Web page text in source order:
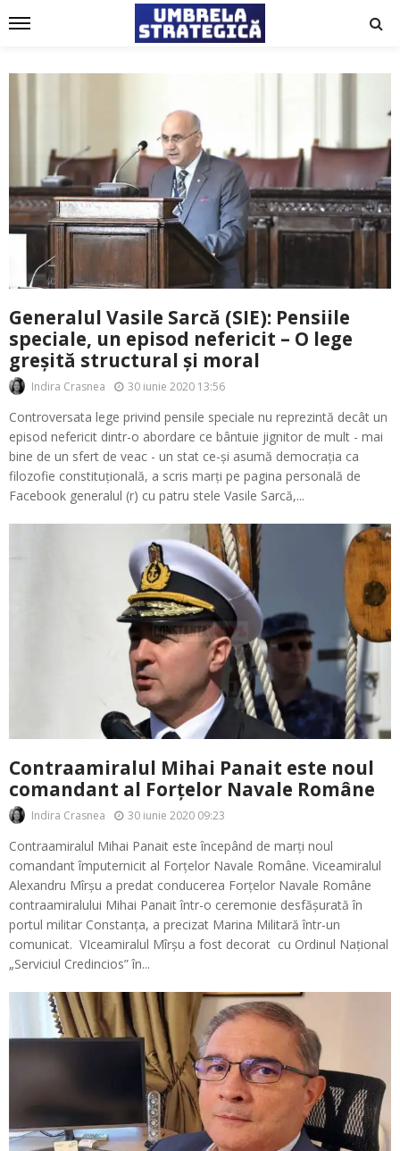
Generalul Vasile Sarcă (SIE): Pensiile
speciale, un episod nefericit – O lege
greșită structural și moral
Indira Crasnea 30 iunie 2020 13:56
Controversata lege privind pensile speciale nu reprezintă decât un
episod nefericit dintr-o abordare ce bântuie jignitor de mult - mai
bine de un sfert de veac - un stat ce-și asumă democrația ca
filozofie constituțională, a scris marți pe pagina personală de
Facebook generalul (r) cu patru stele Vasile Sarcă,...
Contraamiralul Mihai Panait este noul
comandant al Forțelor Navale Române
Indira Crasnea 30 iunie 2020 09:23
Contraamiralul Mihai Panait este începând de marți noul
comandant împuternicit al Forțelor Navale Române. Viceamiralul
Alexandru Mîrșu a predat conducerea Forțelor Navale Române
contraamiralului Mihai Panait într-o ceremonie desfășurată în
portul militar Constanța, a precizat Marina Militară într-un
comunicat. VIceamiralul Mîrșu a fost decorat cu Ordinul Național
„Serviciul Credincios” în...